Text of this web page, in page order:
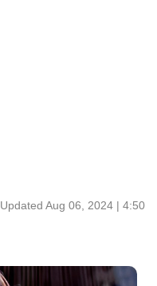
Updated Aug 06, 2024 | 4:50